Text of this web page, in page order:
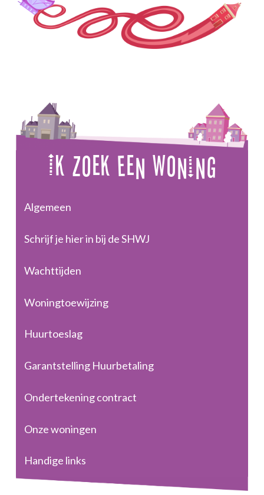
Ik Zoek Een Woning
Algemeen
Schrijf je hier in bij de SHWJ
Wachttijden
Woningtoewijzing
Huurtoeslag
Garantstelling Huurbetaling
Ondertekening contract
Onze woningen
Handige links